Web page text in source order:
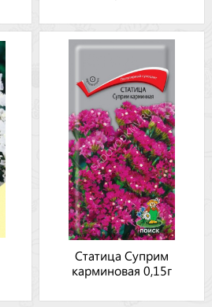
Статица Суприм
карминовая 0,15г